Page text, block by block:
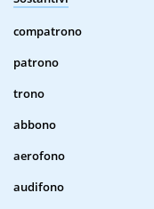
compatrono
patrono
trono
abbono
aerofono
audifono